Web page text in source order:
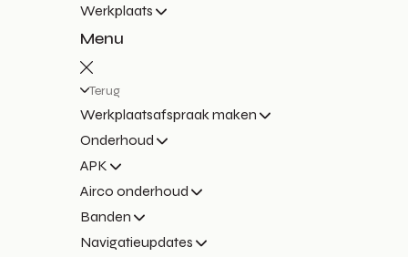
Werkplaats
Menu
Terug
Werkplaatsafspraak maken
Onderhoud
APK
Airco onderhoud
Banden
Navigatieupdates